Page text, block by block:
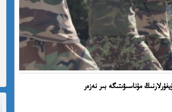
مۇناسىۋىتىگە بىر نەزەر